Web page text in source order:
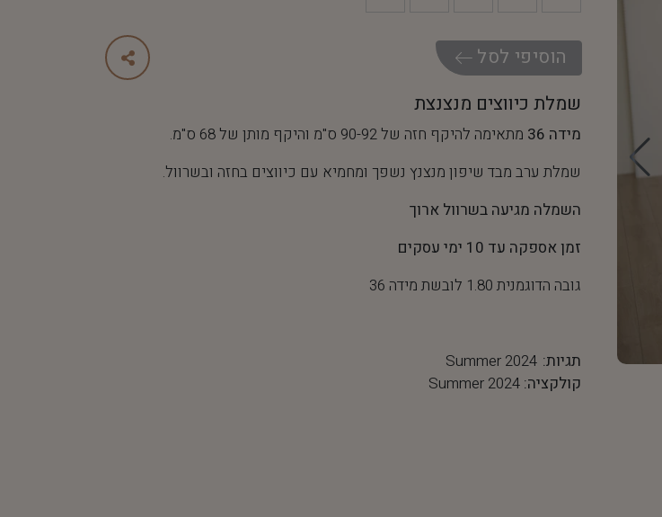
הוסיפי לסל
שמלת כיווצים מנצנצת
מידה 36
מתאימה להיקף חזה של 90-92 ס"מ והיקף מותן של 68 ס"מ.
שמלת ערב מבד שיפון מנצנץ נשפך ומחמיא עם כיווצים בחזה ובשרוול.
השמלה מגיעה בשרוול ארוך
זמן אספקה עד 10 ימי עסקים
גובה הדוגמנית 1.80 לובשת מידה 36
תגיות: Summer 2024
קולקציה:Summer 2024